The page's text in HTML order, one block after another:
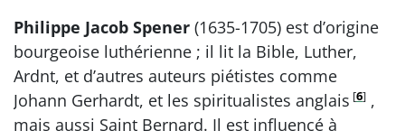
Philippe Jacob Spener (1635-1705) est d’origine
bourgeoise luthérienne ; il lit la Bible, Luther,
Ardnt, et d’autres auteurs piétistes comme
Johann Gerhardt, et les spiritualistes anglais [6] ,
mais aussi Saint Bernard. Il est influencé à